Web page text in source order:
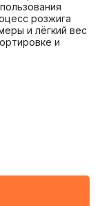
розжига
и лёгкий вес
и